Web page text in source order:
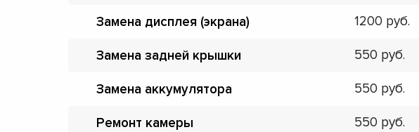
Замена дисплея (экрана) 1200
Замена задней крышки 550
Замена аккумулятора 550
Ремонт камеры 550